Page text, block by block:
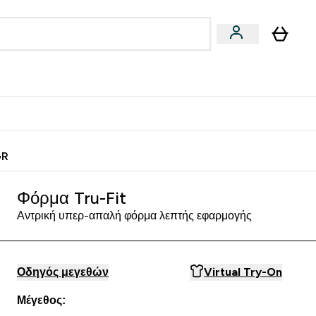
Φόρμα Tru-Fit
Αντρική υπερ-απαλή φόρμα λεπτής εφαρμογής
Οδηγός μεγεθών Virtual Try-On
Μέγεθος: